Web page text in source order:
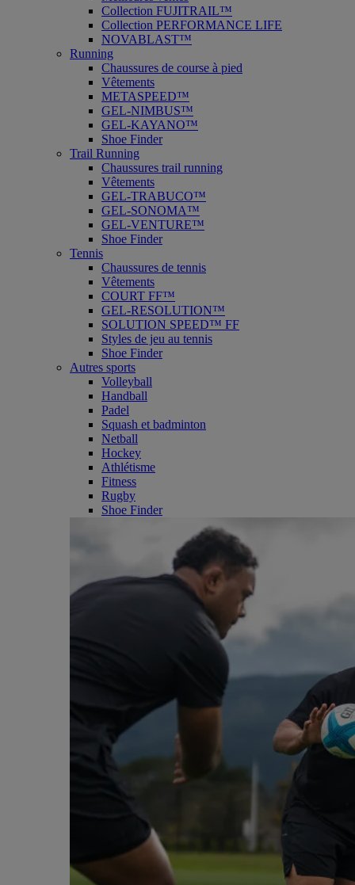
Collection FUJITRAIL™
Collection PERFORMANCE LIFE
NOVABLAST™
Running
Chaussures de course à pied
Vêtements
METASPEED™
GEL-NIMBUS™
GEL-KAYANO™
Shoe Finder
Trail Running
Chaussures trail running
Vêtements
GEL-TRABUCO™
GEL-SONOMA™
GEL-VENTURE™
Shoe Finder
Tennis
Chaussures de tennis
Vêtements
COURT FF™
GEL-RESOLUTION™
SOLUTION SPEED™ FF
Styles de jeu au tennis
Shoe Finder
Autres sports
Volleyball
Handball
Padel
Squash et badminton
Netball
Hockey
Athlétisme
Fitness
Rugby
Shoe Finder